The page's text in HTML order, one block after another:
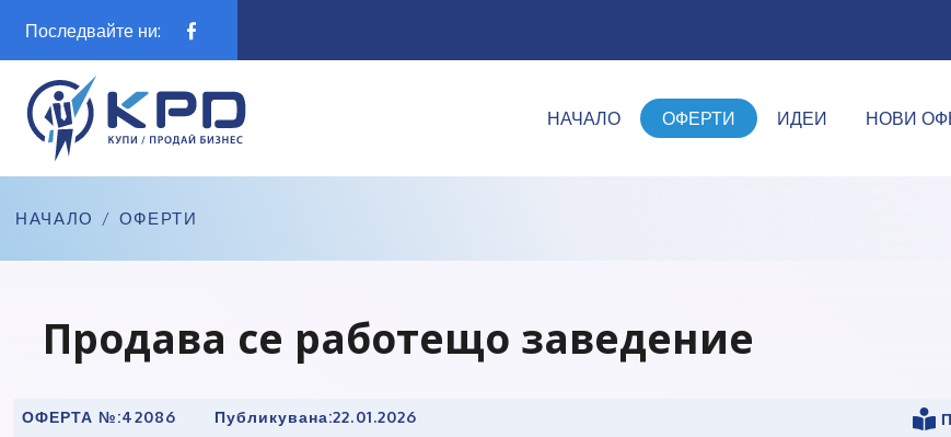
Последвайте ни:
НАЧАЛО ОФЕРТИ ИДЕИ НОВИ
НАЧАЛО / ОФЕРТИ
Продава се работещо заведение
ОФЕРТА №:42086 Публикувана:22.01.2026